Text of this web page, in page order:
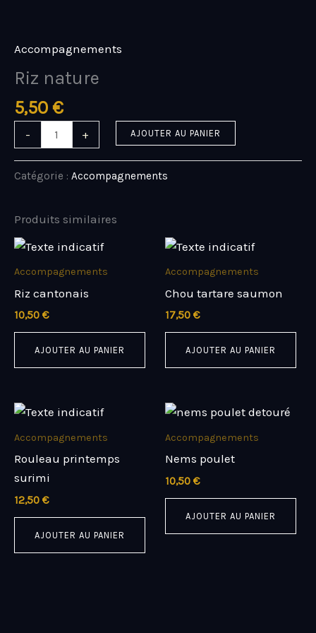
contenu
Accompagnements
Riz nature
5,50 €
-
Riz
+ AJOUTER AU PANIER
Catégorie : Accompagnements
Produits similaires
Accompagnements
Riz cantonais
10,50 €
AJOUTER AU PANIER
Accompagnements
Chou tartare saumon
17,50 €
AJOUTER AU PANIER
Accompagnements
Rouleau printemps
surimi
12,50 €
AJOUTER AU PANIER
Accompagnements
Nems poulet
10,50 €
AJOUTER AU PANIER